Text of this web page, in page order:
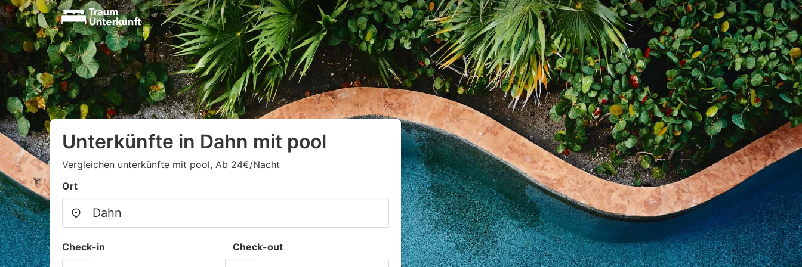
Unterkünfte in Dahn mit pool
Vergleichen unterkünfte mit pool, Ab 24€/Nacht
Ort
Check-in Check-out